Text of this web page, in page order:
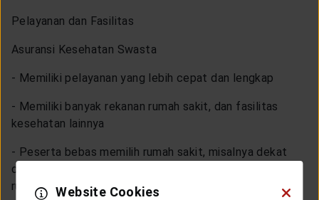
Pelayanan dan Fasilitas
Asuransi Kesehatan Swasta
- Memiliki pelayanan yang lebih cepat dan lengkap
- Memiliki banyak rekanan rumah sakit, dan fasilitas
kesehatan lainnya
- Peserta bebas memilih rumah sakit, misalnya dekat
dengan rumah, kantor dan lain-lain tanpa adanya surat
rujukan
Website Cookies